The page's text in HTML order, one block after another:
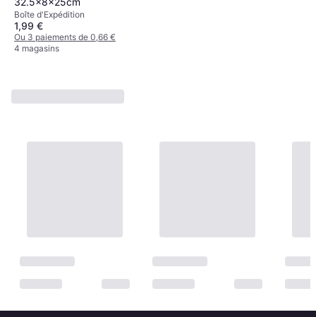
Boîte d'Expédition
1,99 €
Ou 3 paiements de 0,66 €
4 magasins